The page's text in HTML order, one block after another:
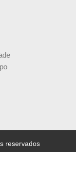
reservados